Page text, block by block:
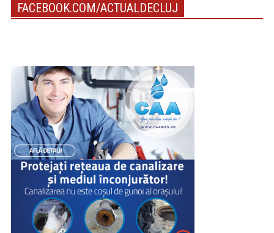
FACEBOOK.COM/ACTUALDECLUJ